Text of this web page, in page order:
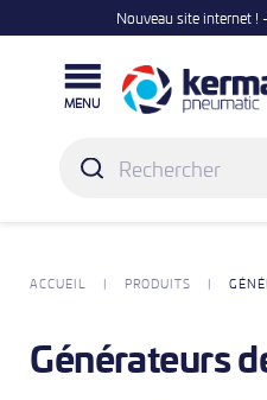
Nouveau site internet ! -

MENU
ACCUEIL PRODUITS
Générateurs